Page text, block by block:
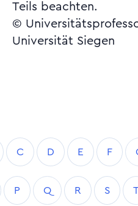
Teils beachten.
©
Universität Siegen
C D E F
P Q R S